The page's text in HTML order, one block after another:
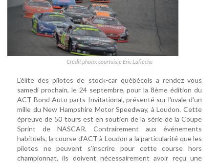
Crédit photo: courtoisie Éric Laflèche
L’élite des pilotes de stock-car québécois a rendez vous
samedi prochain, le 24 septembre, pour la 8ème édition du
ACT Bond Auto parts Invitational, présenté sur l'ovale d’un
mille du New Hampshire Motor Speedway, à Loudon. Cette
épreuve de 50 tours est en soutien de la série de la Coupe
Sprint de NASCAR. Contrairement aux événements
habituels, la course d'ACT à Loudon a la particularité que les
pilotes ne peuvent s’inscrire pour cette course hors
championnat, ils doivent nécessairement avoir reçu une